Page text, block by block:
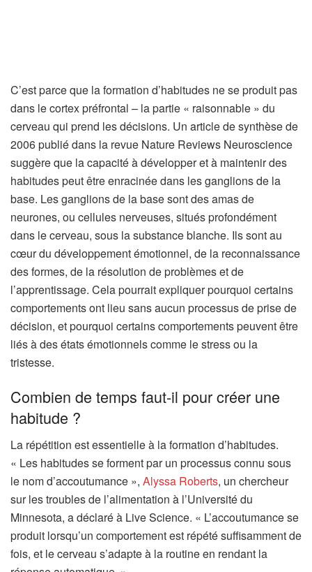
C’est parce que la formation d’habitudes ne se produit pas
dans le cortex préfrontal – la partie « raisonnable » du
cerveau qui prend les décisions. Un article de synthèse de
2006 publié dans la revue Nature Reviews Neuroscience(
r
d
a
n
n
g
suggère que la capacité à développer et à maintenir des
habitudes peut être enracinée dans les ganglions de la
base. Les ganglions de la base sont des amas de
neurones, ou cellules nerveuses, situés profondément
dans le cerveau, sous la substance blanche. Ils sont au
cœur du développement émotionnel, de la reconnaissance
des formes, de la résolution de problèmes et de
l’apprentissage. Cela pourrait expliquer pourquoi certains
comportements ont lieu sans aucun processus de prise de
décision, et pourquoi certains comportements peuvent être
liés à des états émotionnels comme le stress ou la
tristesse.
Combien de temps faut-il pour créer une
habitude ?
La répétition est essentielle à la formation d’habitudes.
« Les habitudes se forment par un processus connu sous
le nom d’accoutumance », Alyssa Roberts(
s
’
o
u
, un chercheur
sur les troubles de l’alimentation à l’Université du
Minnesota, a déclaré à Live Science. « L’accoutumance se
produit lorsqu’un comportement est répété suffisamment de
fois, et le cerveau s’adapte à la routine en rendant la